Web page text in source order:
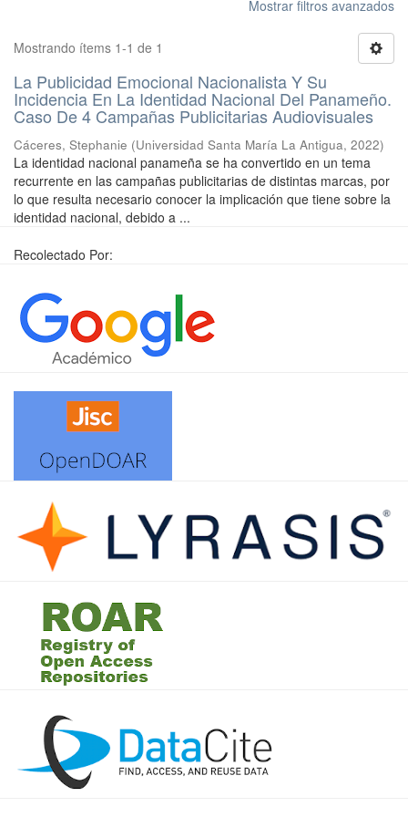
Mostrar filtros avanzados
Mostrando ítems 1-1 de 1
La Publicidad Emocional Nacionalista Y Su
Incidencia En La Identidad Nacional Del Panameño.
Caso De 4 Campañas Publicitarias Audiovisuales
Cáceres, Stephanie (Universidad Santa María La Antigua, 2022)
La identidad nacional panameña se ha convertido en un tema
recurrente en las campañas publicitarias de distintas marcas, por
lo que resulta necesario conocer la implicación que tiene sobre la
identidad nacional, debido a ...
Recolectado Por: